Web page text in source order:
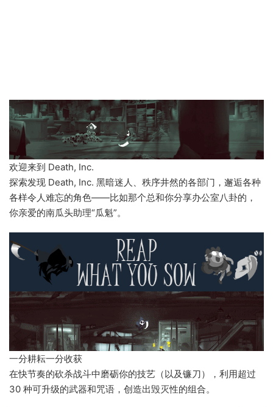
欢迎来到 Death, Inc.
探索发现 Death, Inc. 黑暗迷人、秩序井然的各部门，邂逅各种
各样令人难忘的角色——比如那个总和你分享办公室八卦的，
你亲爱的南瓜头助理“瓜魁”。
一分耕耘一分收获
在快节奏的砍杀战斗中磨砺你的技艺（以及镰刀），利用超过
30 种可升级的武器和咒语，创造出毁灭性的组合。